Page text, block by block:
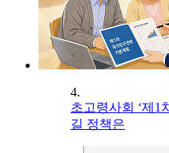
4.
초고령사회 ‘제1
길 정책은